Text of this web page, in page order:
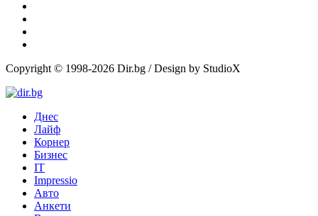
Copyright © 1998-2026 Dir.bg / Design by StudioX
Днес
Лайф
Корнер
Бизнес
IT
Impressio
Авто
Анкети